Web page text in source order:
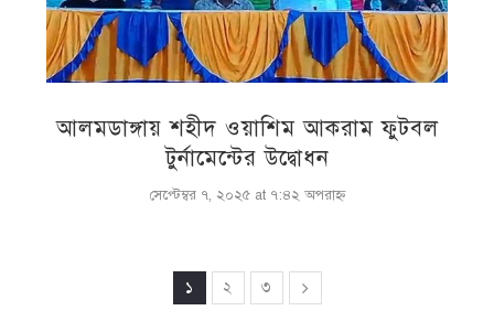
আলমডাঙ্গায় শহীদ ওয়াশিম আকরাম ফুটবল
টুর্নামেন্টের উদ্বোধন
সেপ্টেম্বর ৭, ২০২৫ at ৭:৪২ অপরাহ্ণ
১ ২ ৩